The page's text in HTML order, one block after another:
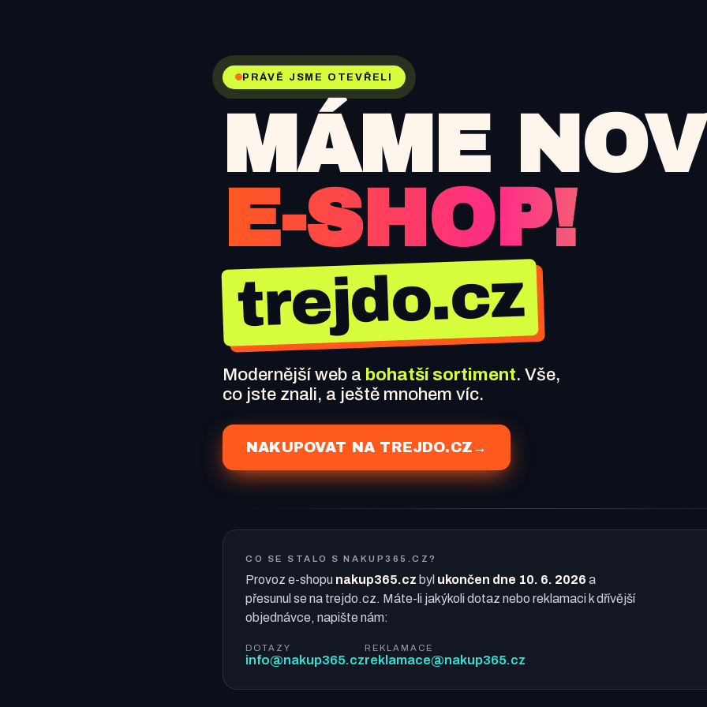
PRÁVĚ JSME OTEVŘELI
MÁME
E-SHOP!
trejdo.cz
Modernější web a bohatší sortiment. Vše,
co jste znali, a ještě mnohem víc.
NAKUPOVAT NA TREJDO.CZ →
CO SE STALO S NAKUP365.CZ?
Provoz e-shopu nakup365.cz byl ukončen dne 10. 6. 2026 a
přesunul se na trejdo.cz. Máte-li jakýkoli dotaz nebo reklamaci k dřívější
objednávce, napište nám:
DOTAZY
info@nakup365.cz
REKLAMACE
reklamace@nakup365.cz